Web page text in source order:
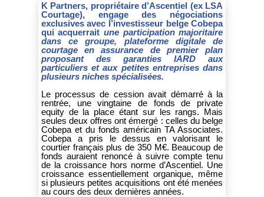
K Partners, propriétaire d’Ascentiel (ex LSA
Courtage), engage des négociations
exclusives avec l’investisseur belge Cobepa
qui acquerrait une participation majoritaire
dans ce groupe, plateforme digitale de
courtage en assurance de premier plan
proposant des garanties IARD aux
particuliers et aux petites entreprises dans
plusieurs niches spécialisées.
Le processus de cession avait démarré à la
rentrée, une vingtaine de fonds de private
equity de la place étant sur les rangs. Mais
seules deux offres ont émergé : celles du belge
Cobepa et du fonds américain TA Associates.
Cobepa a pris le dessus en valorisant le
courtier français plus de 350 M€. Beaucoup de
fonds auraient renoncé à suivre compte tenu
de la croissance hors norme d’Ascentiel. Une
croissance essentiellement organique, même
si plusieurs petites acquisitions ont été menées
au cours des deux dernières années.